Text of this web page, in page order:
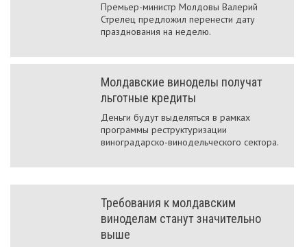
Премьер-министр Молдовы Валерий
Стрелец предложил перенести дату
празднования на неделю.
Молдавские виноделы получат
льготные кредиты
Деньги будут выделяться в рамках
программы реструктуризации
виноградарско-винодельческого сектора.
Требования к молдавским
виноделам станут значительно
выше